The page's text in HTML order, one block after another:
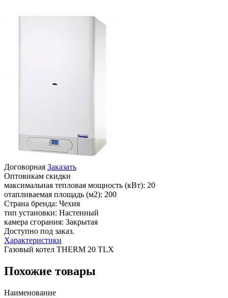
Договорная Заказать
Оптовикам скидки
максимальная тепловая мощность (кВт): 20
отапливаемая площадь (м2): 200
Страна бренда: Чехия
тип установки: Настенный
камера сгорания: Закрытая
Доступно под заказ.
Характеристики
Газовый котел THERM 20 TLX
Похожие товары
Наименование